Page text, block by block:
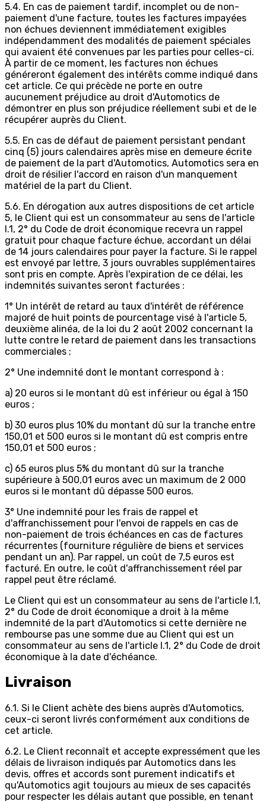
5.4. En cas de paiement tardif, incomplet ou de non-
paiement d'une facture, toutes les factures impayées
non échues deviennent immédiatement exigibles
indépendamment des modalités de paiement spéciales
qui avaient été convenues par les parties pour celles-ci.
À partir de ce moment, les factures non échues
généreront également des intérêts comme indiqué dans
cet article. Ce qui précède ne porte en outre
aucunement préjudice au droit d'Automotics de
démontrer en plus son préjudice réellement subi et de le
récupérer auprès du Client.
5.5. En cas de défaut de paiement persistant pendant
cinq (5) jours calendaires après mise en demeure écrite
de paiement de la part d'Automotics, Automotics sera en
droit de résilier l'accord en raison d'un manquement
matériel de la part du Client.
5.6. En dérogation aux autres dispositions de cet article
5, le Client qui est un consommateur au sens de l'article
I.1, 2° du Code de droit économique recevra un rappel
gratuit pour chaque facture échue, accordant un délai
de 14 jours calendaires pour payer la facture. Si le rappel
est envoyé par lettre, 3 jours ouvrables supplémentaires
sont pris en compte. Après l'expiration de ce délai, les
indemnités suivantes seront facturées :
1° Un intérêt de retard au taux d'intérêt de référence
majoré de huit points de pourcentage visé à l'article 5,
deuxième alinéa, de la loi du 2 août 2002 concernant la
lutte contre le retard de paiement dans les transactions
commerciales ;
2° Une indemnité dont le montant correspond à :
a) 20 euros si le montant dû est inférieur ou égal à 150
euros ;
b) 30 euros plus 10% du montant dû sur la tranche entre
150,01 et 500 euros si le montant dû est compris entre
150,01 et 500 euros ;
c) 65 euros plus 5% du montant dû sur la tranche
supérieure à 500,01 euros avec un maximum de 2 000
euros si le montant dû dépasse 500 euros.
3° Une indemnité pour les frais de rappel et
d'affranchissement pour l'envoi de rappels en cas de
non-paiement de trois échéances en cas de factures
récurrentes (fourniture régulière de biens et services
pendant un an). Par rappel, un coût de 7,5 euros est
facturé. En outre, le coût d'affranchissement réel par
rappel peut être réclamé.
Le Client qui est un consommateur au sens de l'article I.1,
2° du Code de droit économique a droit à la même
indemnité de la part d'Automotics si cette dernière ne
rembourse pas une somme due au Client qui est un
consommateur au sens de l'article I.1, 2° du Code de droit
économique à la date d'échéance.
Livraison
6.1. Si le Client achète des biens auprès d'Automotics,
ceux-ci seront livrés conformément aux conditions de
cet article.
6.2. Le Client reconnaît et accepte expressément que les
délais de livraison indiqués par Automotics dans les
devis, offres et accords sont purement indicatifs et
qu'Automotics agit toujours au mieux de ses capacités
pour respecter les délais autant que possible, en tenant